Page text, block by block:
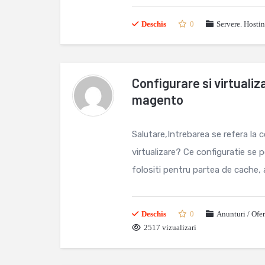
Deschis 0 Servere.
Configurare si
magento
Salutare,Intrebarea se refera la
virtualizare? Ce configuratie se
folositi pentru partea de cache,
Deschis 0
Anunturi /
2517 vizualizari